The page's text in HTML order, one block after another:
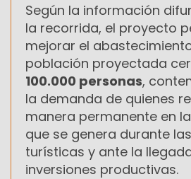
Según la información
la recorrida, el proyecto
mejorar el
población proyectada
100.000 personas,
la demanda de quienes
manera permanente en
que se genera durante
turísticas y ante la
inversiones productivas.